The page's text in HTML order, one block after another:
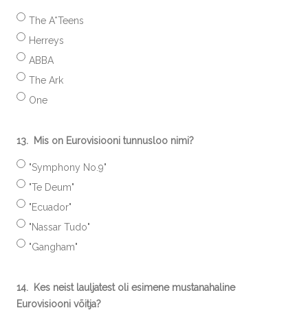
The A*Teens
Herreys
ABBA
The Ark
One
13. Mis on Eurovisiooni tunnusloo nimi?
"Symphony No.9"
"Te Deum"
"Ecuador"
"Nassar Tudo"
"Gangham"
14.
Kes neist lauljatest oli esimene mustanahaline
Eurovisiooni võitja?